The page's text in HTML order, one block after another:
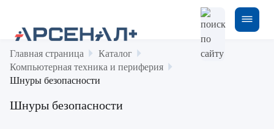
Главная страница
Каталог
Компьютерная техника и периферия
Шнуры безопасности
Шнуры безопасности